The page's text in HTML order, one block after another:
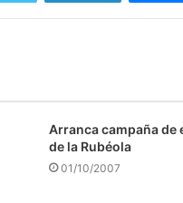
Arranca campaña de
de la Rubéola
01/10/2007